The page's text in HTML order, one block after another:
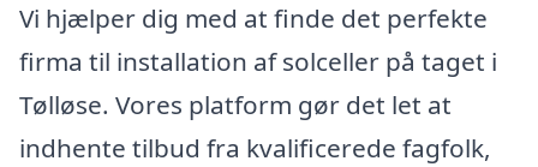
Vi hjælper dig med at finde det perfekte
firma til installation af solceller på taget i
Tølløse. Vores platform gør det let at
indhente tilbud fra kvalificerede fagfolk,